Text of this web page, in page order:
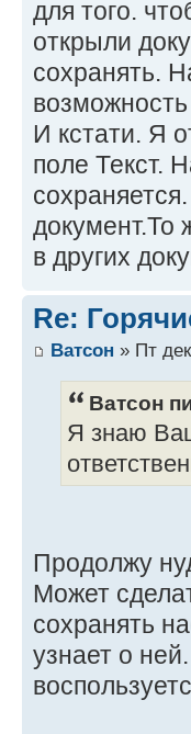
для того.
открыли
сохранять.
И кстати. Я
поле Текст.
документ.То
в других
Re:
Ватсон » Пт
Ватсон
Я знаю
Продолжу
Может
сохранять
узнает о